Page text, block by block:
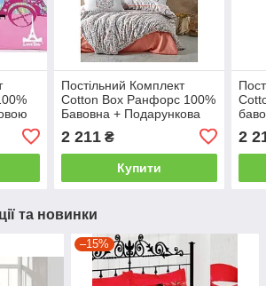
-
Постільний Комплект
Cotton Box Ранфорс 100%
Бавовна + Подарункова
Упаковка двоспальний -
євро
2 211₴
Купити
євро
2
та новинки
–15%